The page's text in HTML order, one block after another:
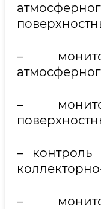
–
–
– контроль
–